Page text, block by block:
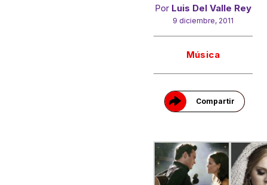
Por Luis Del Valle Rey
9 diciembre, 2011
Música
Compartir